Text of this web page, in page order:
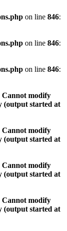
on line 846:
on line 846:
on line 846:
Cannot modify
(output started at
Cannot modify
(output started at
Cannot modify
(output started at
Cannot modify
(output started at